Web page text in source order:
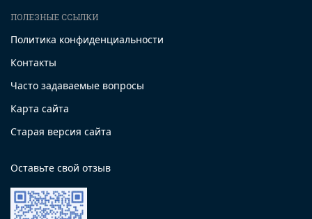
ПОЛЕЗНЫЕ ССЫЛКИ
Политика конфиденциальности
Контакты
Часто задаваемые вопросы
Карта сайта
Старая версия сайта
Оставьте свой отзыв